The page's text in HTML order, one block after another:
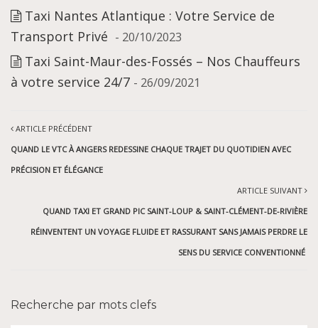
Taxi Nantes Atlantique : Votre Service de
Transport Privé - 20/10/2023
Taxi Saint-Maur-des-Fossés – Nos Chauffeurs
à votre service 24/7 - 26/09/2021
ARTICLE PRÉCÉDENT
QUAND LE VTC À ANGERS REDESSINE CHAQUE TRAJET DU QUOTIDIEN AVEC
PRÉCISION ET ÉLÉGANCE
ARTICLE SUIVANT
QUAND TAXI ET GRAND PIC SAINT-LOUP & SAINT-CLÉMENT-DE-RIVIÈRE
RÉINVENTENT UN VOYAGE FLUIDE ET RASSURANT SANS JAMAIS PERDRE LE
SENS DU SERVICE CONVENTIONNÉ
Recherche par mots clefs